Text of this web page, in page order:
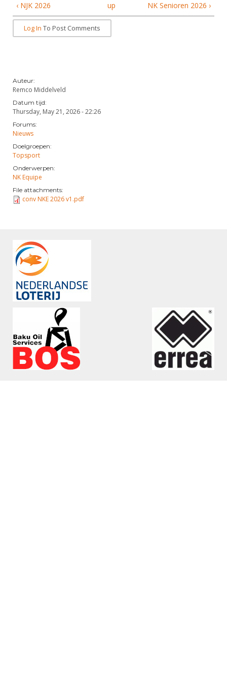
‹ NJK 2026 up NK Senioren 2026 ›
Log In To Post Comments
Auteur:
Remco Middelveld
Datum tijd:
Thursday, May 21, 2026 - 22:26
Forums:
Nieuws
Doelgroepen:
Topsport
Onderwerpen:
NK Equipe
File attachments:
conv NKE 2026 v1.pdf